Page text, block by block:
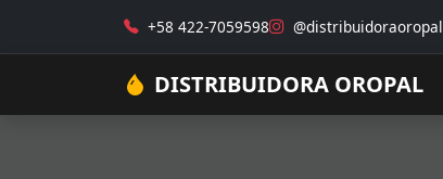
+58 422-7059598 @distribuidoraoropal
DISTRIBUIDORA OROPAL